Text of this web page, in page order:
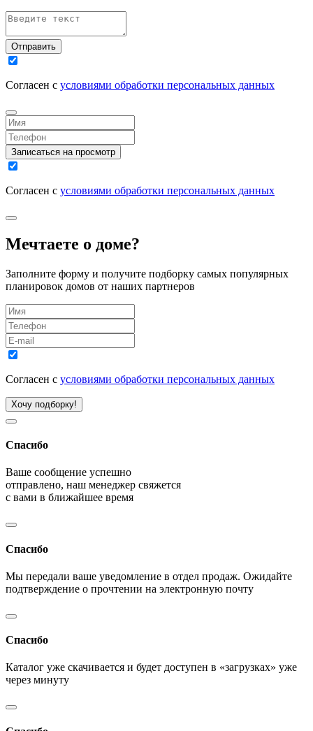
Отправить
Согласен с условиями обработки персональных данных
Записаться на просмотр
Согласен с условиями обработки персональных данных
Мечтаете о доме?
Заполните форму и получите подборку самых популярных
планировок домов от наших партнеров
Согласен с условиями обработки персональных данных
Хочу подборку!
Спасибо
Ваше сообщение успешно
отправлено, наш менеджер свяжется
с вами в ближайшее время
Спасибо
Мы передали ваше уведомление в отдел продаж. Ожидайте
подтверждение о прочтении на электронную почту
Спасибо
Каталог уже скачивается и будет доступен в «загрузках» уже
через минуту